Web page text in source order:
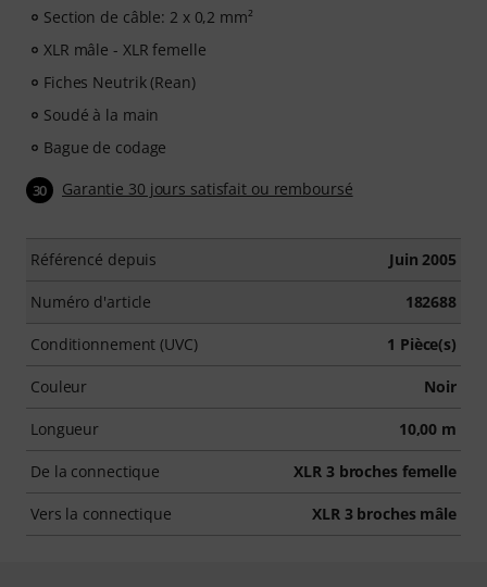
Section de câble: 2 x 0,2 mm²
XLR mâle - XLR femelle
Fiches Neutrik (Rean)
Soudé à la main
Bague de codage
30 Garantie 30 jours satisfait ou remboursé
Référencé depuis Juin 2005
Numéro d'article 182688
Conditionnement (UVC) 1 Pièce(s)
Couleur Noir
Longueur 10,00 m
De la connectique XLR 3 broches femelle
Vers la connectique XLR 3 broches mâle